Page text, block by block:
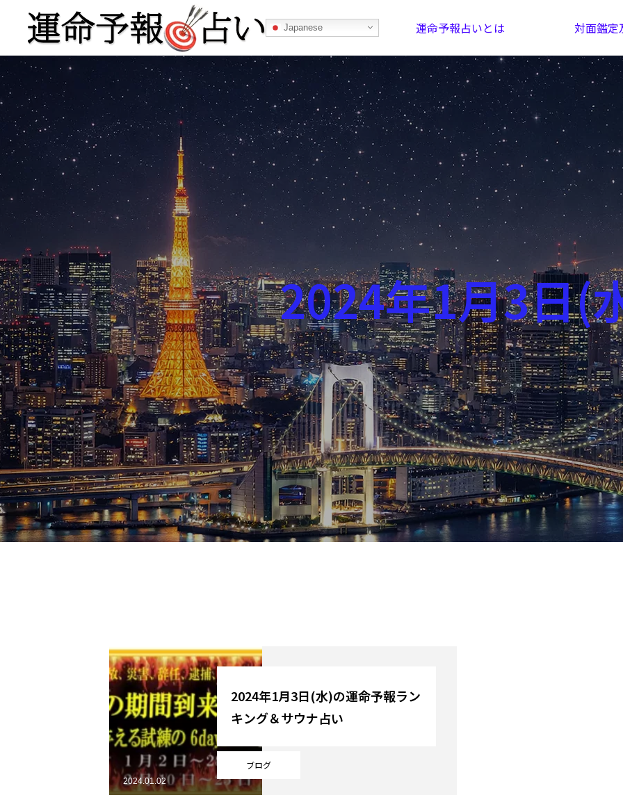
Japanese 運命予報占いとは 対面鑑定
運命予報占い
運命予報占いとは あなたの所属部屋を探そう！ 最恐の相性占い
記事カテゴリー
ブログ お知らせ 芸能界
スポーツ 競馬 社会
テニス四大大会・五輪
テニス四大大会・五輪
YouTube
Online Store
2024年1月3日(
ブログ
2024年1月3日(水)の運命予報ラン
キング＆サウナ占い
2024.01.02